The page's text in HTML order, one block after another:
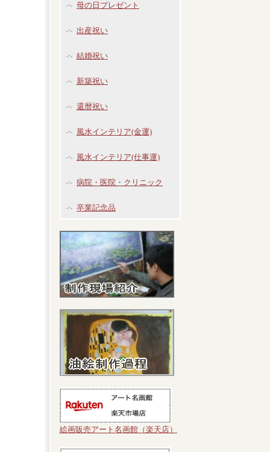
母の日プレゼント
出産祝い
結婚祝い
新築祝い
還暦祝い
風水インテリア(金運)
風水インテリア(仕事運)
病院・医院・クリニック
卒業記念品
絵画販売アート名画館（楽天店）